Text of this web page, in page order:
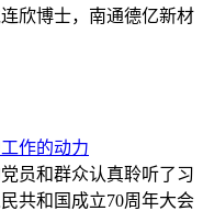
欣博士，南通德亿新材
作的动力
员和群众认真聆听了习
共和国成立70周年大会